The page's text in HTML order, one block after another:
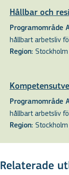
Hållbar och
Programområde
hållbart arbetsliv
Region: Stockholm
Programområde
hållbart arbetsliv
Region: Stockholm
Relaterade